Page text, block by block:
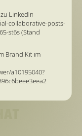
LinkedIn
collaborative-posts-
st6s(Stand
Brand Kit im
a10195040?